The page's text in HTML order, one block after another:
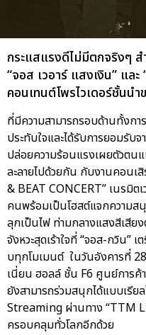
กระแสแรงดีไม่มีตกจริงๆ
“จอส เวอาร์ แสงเงิน” แล
คอนเทนต์โพรไวเดอร์ชั้นนำ
ที่มีความสามารถรอบด้านทั้งก
ประทับใจและได้รับการยอมรั
ปล่อยความร้อนแรงเผยตัวตน
ละลายไปด้วยกัน กับงานคอนเ
& BEAT CONCERT” เนรมิ
คนพร้อมเป็นโฮสต์แจกความส
ลุกเป็นไฟ ท่ามกลางแสงสีเสีย
จังหวะสุดเร้าใจที่ “จอส-กวิน”
บทุกโมเมนต์ ในวันอังคารที่
เนี่ยน ฮอลล์ ชั้น F6 ศูนย์การ
ยังสามารถร่วมสนุกได้แบบเรี
Streaming ผ่านทาง “TTM
ครอบคลุมทั่วโลกอีกด้วย